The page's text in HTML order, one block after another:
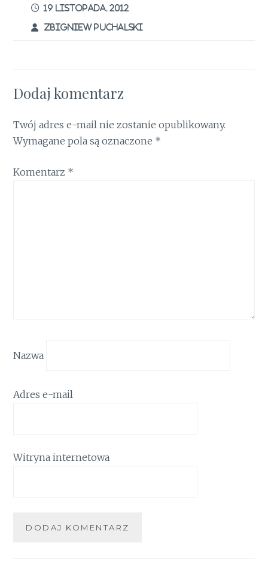
o
o
r
st
e
19 LISTOPADA, 2012
ZBIGNIEW PUCHALSKI
Dodaj komentarz
Twój adres e-mail nie zostanie opublikowany.
Wymagane pola są oznaczone *
Komentarz *
Nazwa
Adres e-mail
Witryna internetowa